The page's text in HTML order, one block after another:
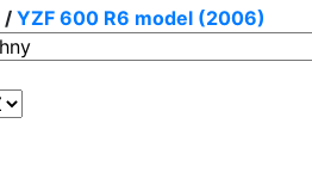
/ YZF 600 R6 model (2006)